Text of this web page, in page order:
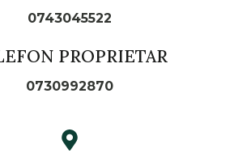
0743045522
PROPRIETAR
0730992870